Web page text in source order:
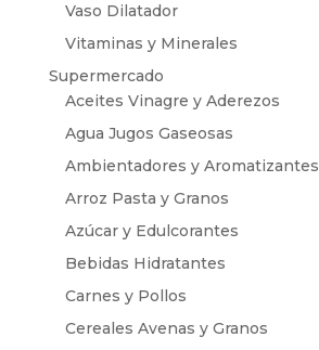
Vaso Dilatador
Vitaminas y Minerales
Supermercado
Aceites Vinagre y Aderezos
Agua Jugos Gaseosas
Ambientadores y Aromatizantes
Arroz Pasta y Granos
Azúcar y Edulcorantes
Bebidas Hidratantes
Carnes y Pollos
Cereales Avenas y Granos